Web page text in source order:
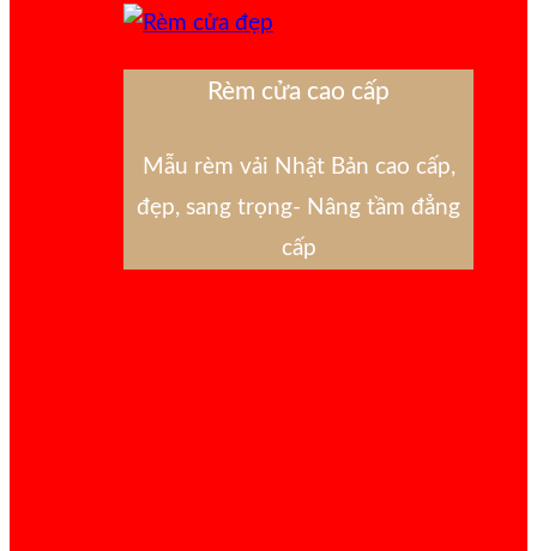
Rèm cửa cao cấp
Mẫu rèm vải Nhật Bản cao cấp,
đẹp, sang trọng- Nâng tầm đẳng
cấp